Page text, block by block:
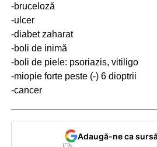
-bruceloză
-ulcer
-diabet zaharat
-boli de inimă
-boli de piele: psoriazis, vitiligo
-miopie forte peste (-) 6 dioptrii
-cancer
Adaugă-ne ca